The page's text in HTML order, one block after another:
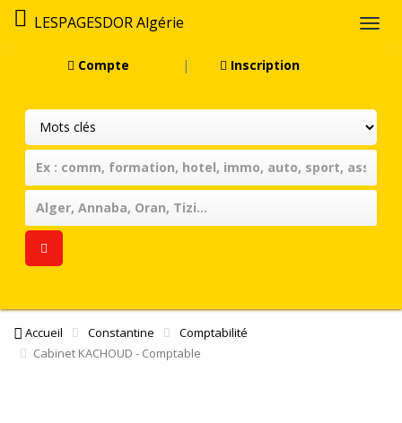
LESPAGESDOR Algérie
Compte
| Inscription
Accueil Constantine
Comptabilité
Cabinet KACHOUD - Comptable